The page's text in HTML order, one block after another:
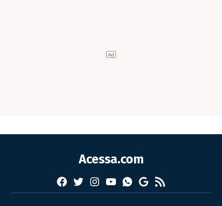
Acessa.com
Facebook
TwitterInstagram
YouTubeWhatsapp
Google
News
RSS